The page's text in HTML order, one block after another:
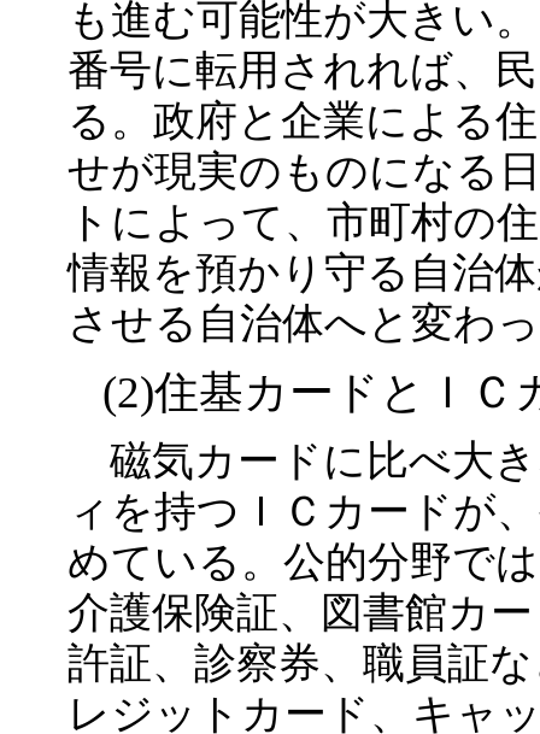
も進む可能性が大きい
番号に転用されれば、
る。政府と企業による
せが現実のものになる
トによって、市町村の
情報を預かり守る自治
させる自治体へと変わ
(2)住基カードとＩＣ
磁気カードに比べ大
ィを持つＩＣカードが
めている。公的分野で
介護保険証、図書館カ
許証、診察券、職員証
レジットカード、キャ